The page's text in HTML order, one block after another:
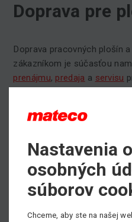
Doprava pre
Doprava pracovných plošín
zákazníkom je súčasťou
prenájmu, predaja a servisu
Prešovemáme lepšie
zákazníkom tak odpadávajú
pracovných strojov, o
pracovných strojov
republiky.
Potrebujete si prenajať
Nastavenia
osobných
súborov
Chceme, aby ste na našej